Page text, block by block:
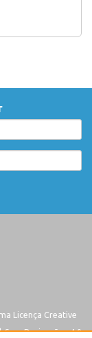
Licença Creative
Derivações 4.0